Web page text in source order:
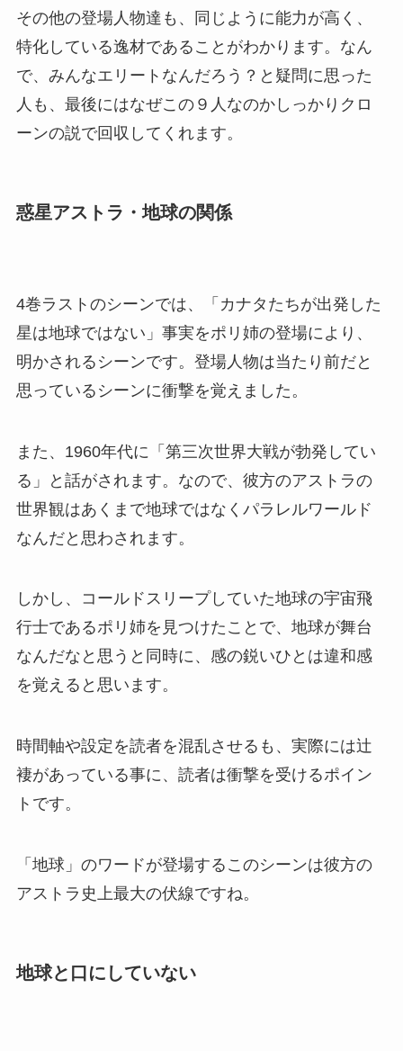
その他の登場人物達も、同じように能力が高く、
特化している逸材であることがわかります。なん
で、みんなエリートなんだろう？と疑問に思った
人も、最後にはなぜこの９人なのかしっかりクロ
ーンの説で回収してくれます。
惑星アストラ・地球の関係
4巻ラストのシーンでは、「カナタたちが出発した
星は地球ではない」事実をポリ姉の登場により、
明かされるシーンです。登場人物は当たり前だと
思っているシーンに衝撃を覚えました。
また、1960年代に「第三次世界大戦が勃発してい
る」と話がされます。なので、彼方のアストラの
世界観はあくまで地球ではなくパラレルワールド
なんだと思わされます。
しかし、コールドスリープしていた地球の宇宙飛
行士であるポリ姉を見つけたことで、地球が舞台
なんだなと思うと同時に、感の鋭いひとは違和感
を覚えると思います。
時間軸や設定を読者を混乱させるも、実際には辻
褄があっている事に、読者は衝撃を受けるポイン
トです。
「地球」のワードが登場するこのシーンは彼方の
アストラ史上最大の伏線ですね。
地球と口にしていない